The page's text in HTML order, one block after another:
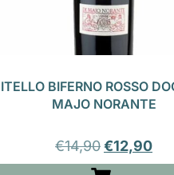
BIFERNO ROSSO
MAJO NORANTE
€14,90€12,90